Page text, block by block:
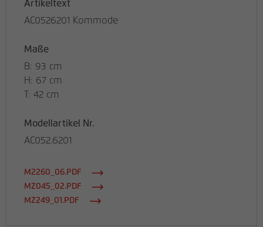
Artikeltext
AC0526201 Kommode
Maße
B: 93 cm
H: 67 cm
T: 42 cm
Modellartikel Nr.
AC052.6201
M2260_06.PDF
MZ045_02.PDF
MZ249_01.PDF